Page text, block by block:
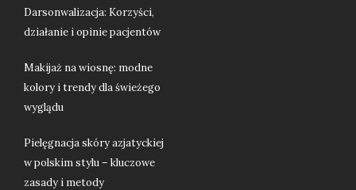
Darsonwalizacja: Korzyści,
działanie i opinie pacjentów
Makijaż na wiosnę: modne
kolory i trendy dla świeżego
wyglądu
Pielęgnacja skóry azjatyckiej
w polskim stylu – kluczowe
zasady i metody